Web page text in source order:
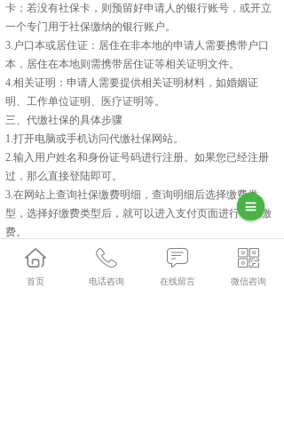
卡；若没有社保卡，则预留好申请人的银行账号，或开立
一个专门用于社保缴纳的银行账户。
3.户口本或居住证：居住在非本地的申请人需要携带户口
本，居住在本地则需携带居住证等相关证明文件。
4.相关证明：申请人需要提供相关证明材料，如婚姻证
明、工作单位证明、医疗证明等。
三、代缴社保的具体步骤
1.打开电脑或手机访问代缴社保网站。
2.输入用户姓名和身份证号码进行注册。如果您已经注册
过，那么直接登陆即可。
3.在网站上查询社保缴费明细，查询明细后选择缴费类
型，选择好缴费类型后，就可以进入支付页面进行在线缴
费。
4.缴费完成后，保存好缴费证明，以便日后核查。
四、注意事项
1.代缴社保时需仔细核对被代缴人的个人信息和社保账号
首页 电话咨询 在线留言 微信咨询